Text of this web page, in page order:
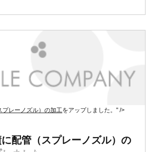
プレーノズル）の加工をアップしました。" />
配管（スプレーノズル）の